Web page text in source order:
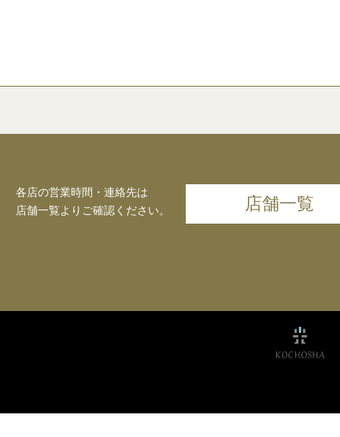
各店の営業時間・連絡先は
店舗一覧よりご確認ください。
店舗一覧